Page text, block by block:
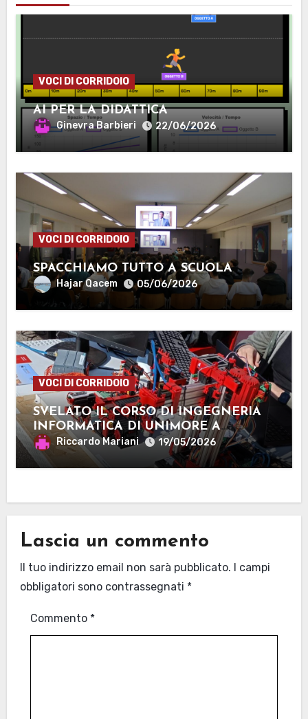
VOCI DI CORRIDOIO
AI PER LA DIDATTICA
Ginevra Barbieri 22/06/2026
VOCI DI CORRIDOIO
SPACCHIAMO TUTTO A SCUOLA
Hajar Qacem 05/06/2026
VOCI DI CORRIDOIO
SVELATO IL CORSO DI INGEGNERIA
INFORMATICA DI UNIMORE A
MANTOVA
Riccardo Mariani 19/05/2026
Lascia un commento
Il tuo indirizzo email non sarà pubblicato.
I campi
obbligatori sono contrassegnati *
Commento *